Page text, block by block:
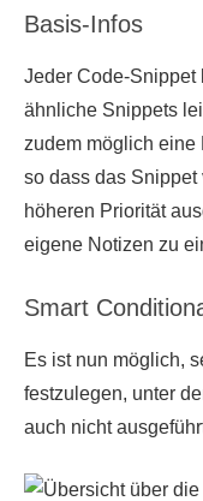
Basis-Infos
Jeder Code-Snippet
ähnliche Snippets
zudem möglich eine
so dass das
höheren Priorität
eigene Notizen zu
Smart
Es ist nun möglich,
festzulegen, unter
auch nicht